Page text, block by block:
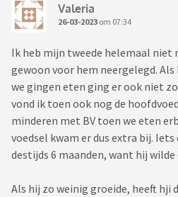
Valeria
26-03-2023 om 07:34
Ik heb mijn tweede helemaal niet
gewoon voor hem neergelegd. Als
we gingen eten ging er ook niet
vond ik toen ook nog de
minderen met BV toen we eten
voedsel kwam er dus extra bij. Iets
destijds 6 maanden, want hij wilde
Als hij zo weinig groeide, heeft hji